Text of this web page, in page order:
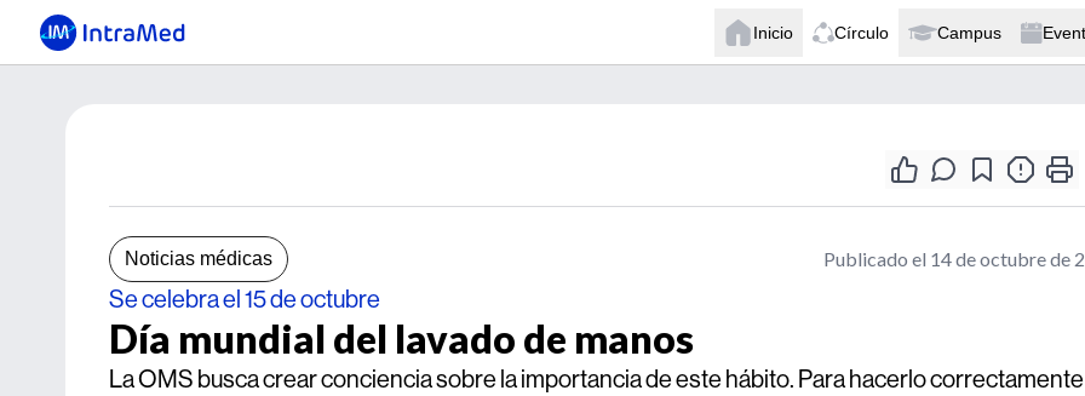
Inicio Círculo Campus
Noticias médicas Publicado el 14 de octubre de
Se celebra el 15 de octubre
Día mundial del lavado de manos
La OMS busca crear conciencia sobre la importancia de este hábito. Para hacerlo